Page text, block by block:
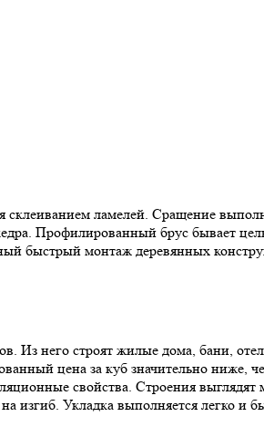
ламелей. Сращение
Профилированный брус бывает
быстрый монтаж деревянных
Из него строят жилые дома, бани,
цена за куб значительно ниже,
свойства. Строения
изгиб. Укладка выполняется легко и